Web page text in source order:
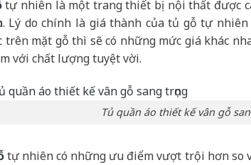
tự nhiên là một trang thiết bị nội thất được
Lý do chính là giá thành của tủ gỗ tự
trên mặt gỗ thì sẽ có những mức giá khác
với chất lượng tuyệt vời.
Tủ quần áo thiết kế vân gỗ
tự nhiên có những ưu điểm vượt trội hơn so